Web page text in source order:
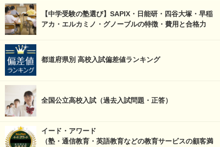
【中学受験の塾選び】SAPIX・日能研・四谷大塚・早稲
アカ・エルカミノ・グノーブルの特徴・費用と合格力
都道府県別 高校入試偏差値ランキング
全国公立高校入試（過去入試問題・正答）
イード・アワード
（塾・通信教育・英語教育などの教育サービスの顧客満